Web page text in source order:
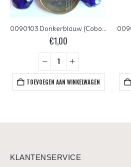
0090103 Donkerblauw (Cobolt Blue) Czech Glass Facet Firepolish 12mm 6 stuks
€1,00
TOEVOEGEN AAN WINKELWAGEN
KLANTENSERVICE